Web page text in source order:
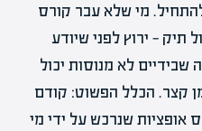
מי שלא עבר קורס
תיק — ירוץ לפני שיודע
שבידיים לא מנוסות יכול
קצר. הכלל הפשוט: קודם
אופציות שנרכש על ידי מי